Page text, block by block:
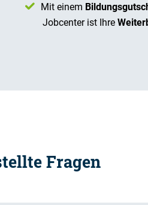
Mit einem
Jobcenter ist Ihre
Fragen